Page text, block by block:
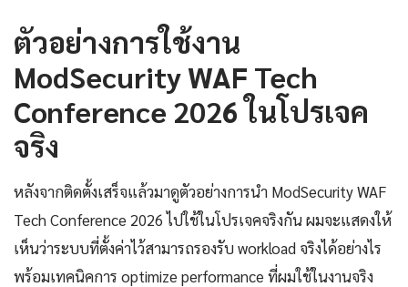
ตัวอย่างการใช้งาน
ModSecurity WAF Tech
Conference 2026 ในโปรเจค
จริง
หลังจากติดตั้งเสร็จแล้วมาดูตัวอย่างการนำ ModSecurity WAF
Tech Conference 2026 ไปใช้ในโปรเจคจริงกัน ผมจะแสดงให้
เห็นว่าระบบที่ตั้งค่าไว้สามารถรองรับ workload จริงได้อย่างไร
พร้อมเทคนิคการ optimize performance ที่ผมใช้ในงานจริง